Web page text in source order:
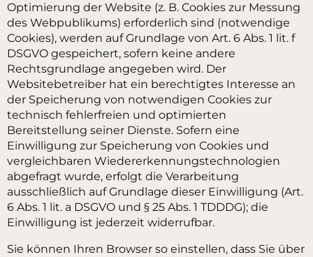
Optimierung der Website (z. B. Cookies zur Messung
des Webpublikums) erforderlich sind (notwendige
Cookies), werden auf Grundlage von Art. 6 Abs. 1 lit. f
DSGVO gespeichert, sofern keine andere
Rechtsgrundlage angegeben wird. Der
Websitebetreiber hat ein berechtigtes Interesse an
der Speicherung von notwendigen Cookies zur
technisch fehlerfreien und optimierten
Bereitstellung seiner Dienste. Sofern eine
Einwilligung zur Speicherung von Cookies und
vergleichbaren Wiedererkennungstechnologien
abgefragt wurde, erfolgt die Verarbeitung
ausschließlich auf Grundlage dieser Einwilligung (Art.
6 Abs. 1 lit. a DSGVO und § 25 Abs. 1 TDDDG); die
Einwilligung ist jederzeit widerrufbar.
Sie können Ihren Browser so einstellen, dass Sie über